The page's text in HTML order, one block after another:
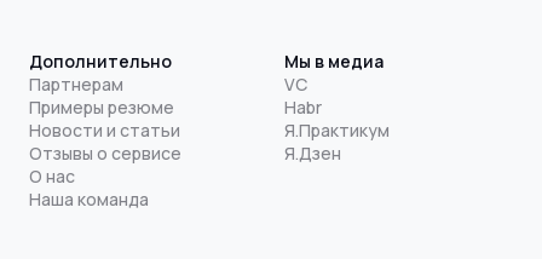
Дополнительно
Партнерам
Примеры резюме
Новости и статьи
Отзывы о сервисе
О нас
Наша команда
Мы в медиа
VC
Habr
Я.Практикум
Я.Дзен